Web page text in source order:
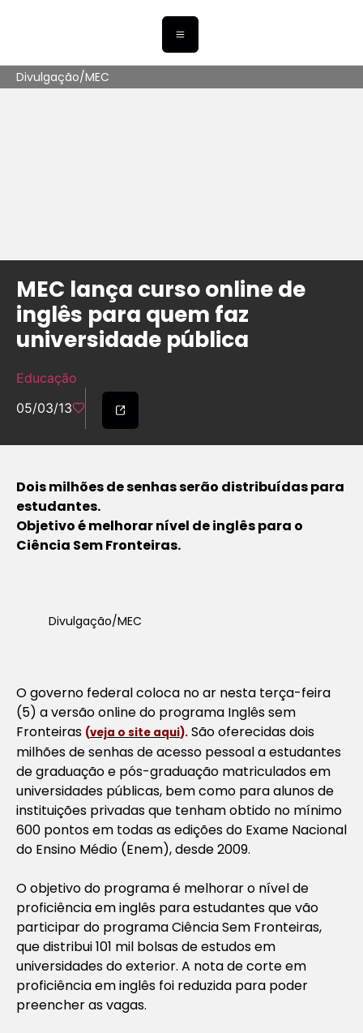
Divulgação/MEC
MEC lança curso online de
inglês para quem faz
universidade pública
Educação
05/03/13
Dois milhões de senhas serão distribuídas para
estudantes.
Objetivo é melhorar nível de inglês para o
Ciência Sem Fronteiras.
Divulgação/MEC
O governo federal coloca no ar nesta terça-feira
(5) a versão online do programa Inglês sem
Fronteiras (veja o site aqui). São oferecidas dois
milhões de senhas de acesso pessoal a estudantes
de graduação e pós-graduação matriculados em
universidades públicas, bem como para alunos de
instituições privadas que tenham obtido no mínimo
600 pontos em todas as edições do Exame Nacional
do Ensino Médio (Enem), desde 2009.
O objetivo do programa é melhorar o nível de
proficiência em inglês para estudantes que vão
participar do programa Ciência Sem Fronteiras,
que distribui 101 mil bolsas de estudos em
universidades do exterior. A nota de corte em
proficiência em inglês foi reduzida para poder
preencher as vagas.